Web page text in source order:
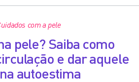
com a pele
pele? Saiba como
e dar aquele
na autoestima